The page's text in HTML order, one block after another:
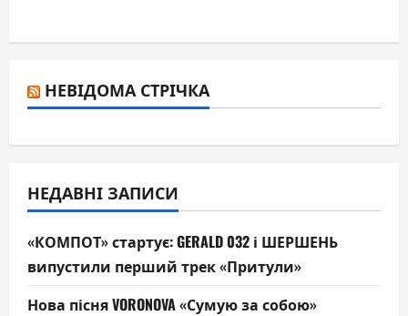
НЕВІДОМА СТРІЧКА
НЕДАВНІ ЗАПИСИ
«КОМПОТ» стартує: GERALD 032 і ШЕРШЕНЬ
випустили перший трек «Притули»
Нова пісня VORONOVA «Сумую за собою»